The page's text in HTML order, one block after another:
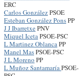
ERC
Carlos GonzálezPSOE
Esteban González PonsPP
J J IbarretxePNV
Miquel IcetaPSOE-PSC
L Martinez OblancaPP
Manel MasPSOE-PSC
J L Moreno PP
L Muñoz SantamaríaPSOE-